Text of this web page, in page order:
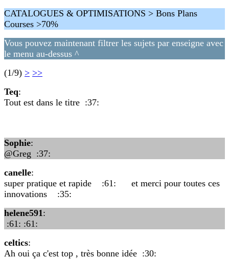
CATALOGUES & OPTIMISATIONS > Bons Plans
Courses >70%
Vous pouvez maintenant filtrer les sujets par enseigne avec
le menu au-dessus ^
(1/9) > >>
Teq:
Tout est dans le titre :37:
Sophie:
@Greg :37:
canelle:
super pratique et rapide :61: et merci pour toutes ces
innovations :35:
helene591:
:61: :61:
celtics:
Ah oui ça c'est top , très bonne idée :30: